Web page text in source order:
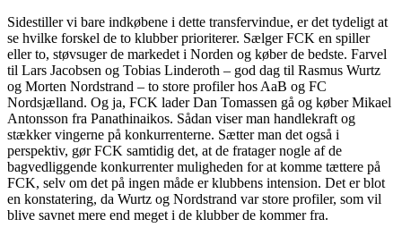
Sidestiller vi bare indkøbene i dette transfervindue, er det tydeligt at
se hvilke forskel de to klubber prioriterer. Sælger FCK en spiller
eller to, støvsuger de markedet i Norden og køber de bedste. Farvel
til Lars Jacobsen og Tobias Linderoth – god dag til Rasmus Wurtz
og Morten Nordstrand – to store profiler hos AaB og FC
Nordsjælland. Og ja, FCK lader Dan Tomassen gå og køber Mikael
Antonsson fra Panathinaikos. Sådan viser man handlekraft og
stækker vingerne på konkurrenterne. Sætter man det også i
perspektiv, gør FCK samtidig det, at de fratager nogle af de
bagvedliggende konkurrenter muligheden for at komme tættere på
FCK, selv om det på ingen måde er klubbens intension. Det er blot
en konstatering, da Wurtz og Nordstrand var store profiler, som vil
blive savnet mere end meget i de klubber de kommer fra.